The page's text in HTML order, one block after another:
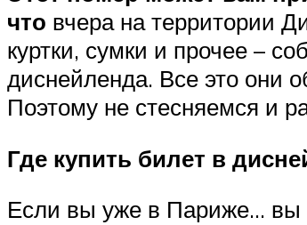
что вчера на территории
куртки, сумки и прочее –
диснейленда. Все это они
Поэтому не стесняемся и
Где купить билет в
Если вы уже в Париже… вы